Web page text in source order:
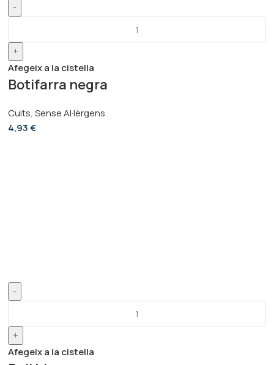
-
+
Afegeix a la cistella
Botifarra negra
Cuits, Sense Al·lèrgens
4,93€
-
+
Afegeix a la cistella